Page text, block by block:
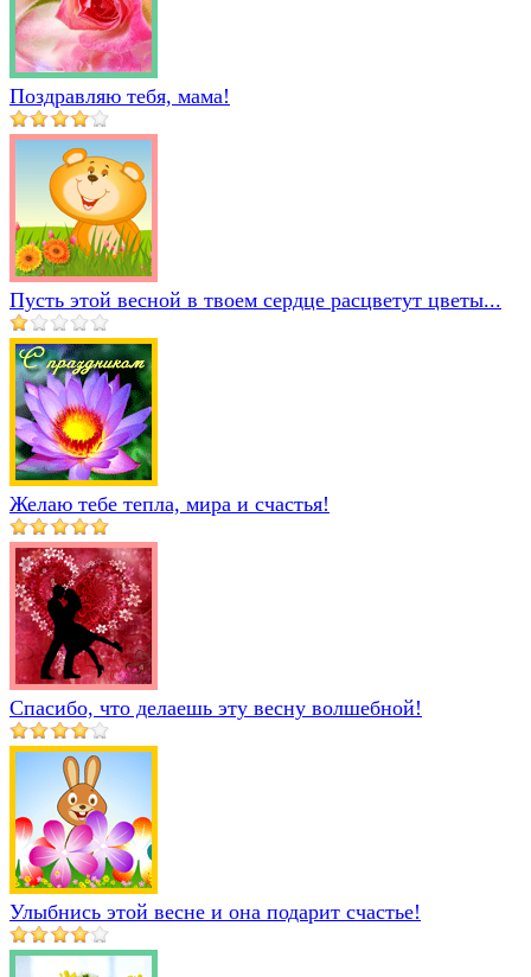
Поздравляю тебя, мама!
Пусть этой весной в твоем сердце расцветут цветы...
Желаю тебе тепла, мира и счастья!
Спасибо, что делаешь эту весну волшебной!
Улыбнись этой весне и она подарит счастье!